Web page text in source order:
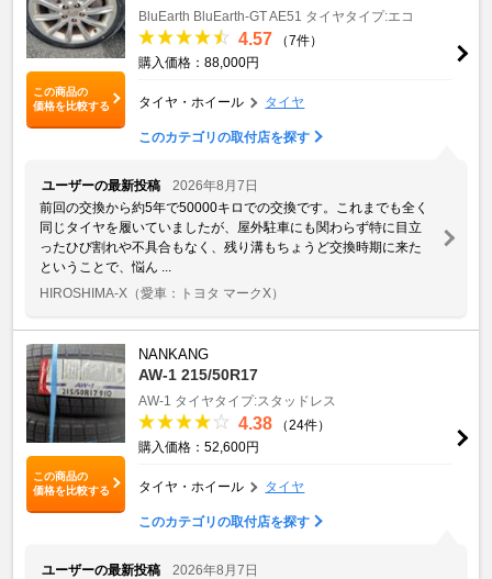
この商品の
価格を比較する
BluEarth BluEarth-GT AE51 タイヤタイプ:エコ
4.57
（7件）
購入価格：88,000円
タイヤ・ホイール タイヤ
このカテゴリの取付店を探す
ユーザーの最新投稿
2026年8月7日
前回の交換から約5年で50000キロでの交換です。これまでも全く
同じタイヤを履いていましたが、屋外駐車にも関わらず特に目立
ったひび割れや不具合もなく、残り溝もちょうど交換時期に来た
ということで、悩ん ...
HIROSHIMA-X （愛車：トヨタ マークX）
この商品の
価格を比較する
NANKANG
AW-1 215/50R17
AW-1 タイヤタイプ:スタッドレス
4.38
（24件）
購入価格：52,600円
タイヤ・ホイール タイヤ
このカテゴリの取付店を探す
ユーザーの最新投稿
2026年8月7日